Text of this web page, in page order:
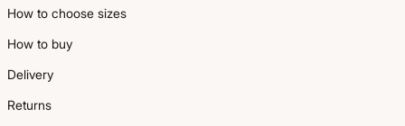
How to choose sizes
How to buy
Delivery
Returns